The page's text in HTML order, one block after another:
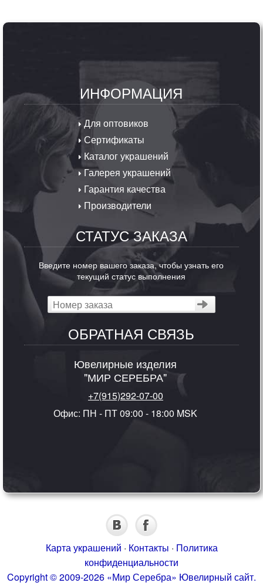
ИНФОРМАЦИЯ
Для оптовиков
Сертификаты
Каталог украшений
Галерея украшений
Гарантия качества
Производители
СТАТУС ЗАКАЗА
Введите номер вашего заказа, чтобы узнать его
текущий статус выполнения
ОБРАТНАЯ СВЯЗЬ
Ювелирные изделия
"МИР СЕРЕБРА"
+7(915)292-07-00
Офис: ПН - ПТ 09:00 - 18:00 MSK
Карта украшений · Контакты · Политика
конфиденциальности
Copyright © 2009-2026 «Мир Серебра» Ювелирный сайт.